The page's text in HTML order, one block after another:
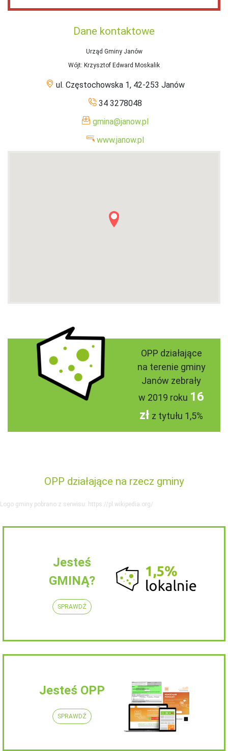
Dane kontaktowe
Urząd Gminy Janów
Wójt: Krzysztof Edward Moskalik
ul. Częstochowska 1, 42-253 Janów
34 3278048
gmina@janow.pl
www.janow.pl
OPP działające
na terenie gminy
Janów zebrały
w 2019 roku 16
zł z tytułu 1,5%
OPP działające na rzecz gminy
Logo gminy pobrano z serwisu: https://pl.wikipedia.org/
Jesteś
GMINĄ?
SPRAWDŹ
Jesteś OPP
SPRAWDŹ